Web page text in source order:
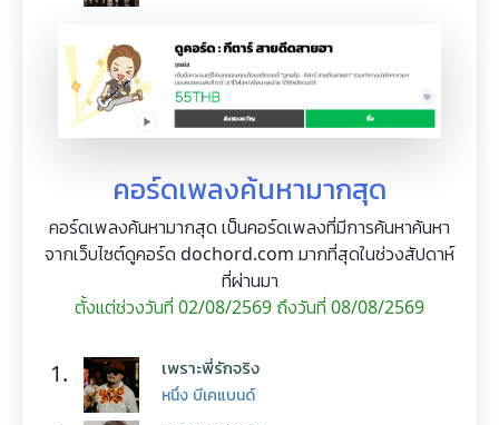
คอร์ดเพลงค้นหามากสุด
คอร์ดเพลงค้นหามากสุด เป็นคอร์ดเพลงที่มีการค้นหาค้นหา
จากเว็บไซต์ดูคอร์ด dochord.com มากที่สุดในช่วงสัปดาห์
ที่ผ่านมา
ตั้งแต่ช่วงวันที่ 02/08/2569 ถึงวันที่ 08/08/2569
1. เพราะพี่รักจริง
หนึ่ง บีเคแบนด์